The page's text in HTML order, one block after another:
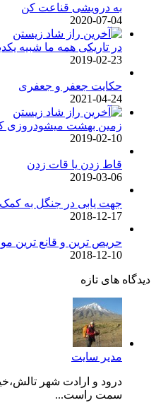
به درویشی قناعت کن
2020-07-04
در تاریکی همه ما شبیه
2019-02-23
حکایت جعفر و جعفری
2021-04-24
زمین بهشت میشودروزی
2019-02-10
قاط زدن یا قات زدن
2019-03-06
جهت یابی در جنگل به
2018-12-17
حریص ترین و قانع ترین
2018-12-10
دیدگاه های تازه
مدیر سایت
درود و ارادت شهر
سمت راست...